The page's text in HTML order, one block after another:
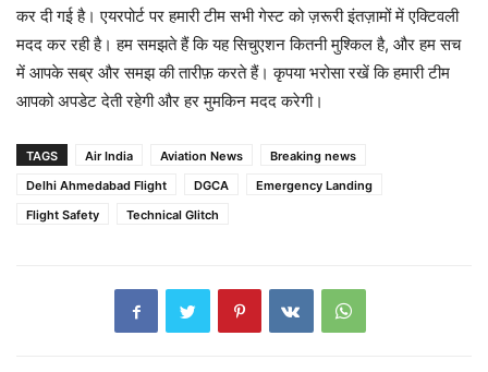
कर दी गई है। एयरपोर्ट पर हमारी टीम सभी गेस्ट को ज़रूरी इंतज़ामों में एक्टिवली
मदद कर रही है। हम समझते हैं कि यह सिचुएशन कितनी मुश्किल है, और हम सच
में आपके सब्र और समझ की तारीफ़ करते हैं। कृपया भरोसा रखें कि हमारी टीम
आपको अपडेट देती रहेगी और हर मुमकिन मदद करेगी।
TAGS Air India Aviation News
Breaking news
Delhi Ahmedabad Flight
DGCA
Emergency Landing
Flight Safety
Technical Glitch